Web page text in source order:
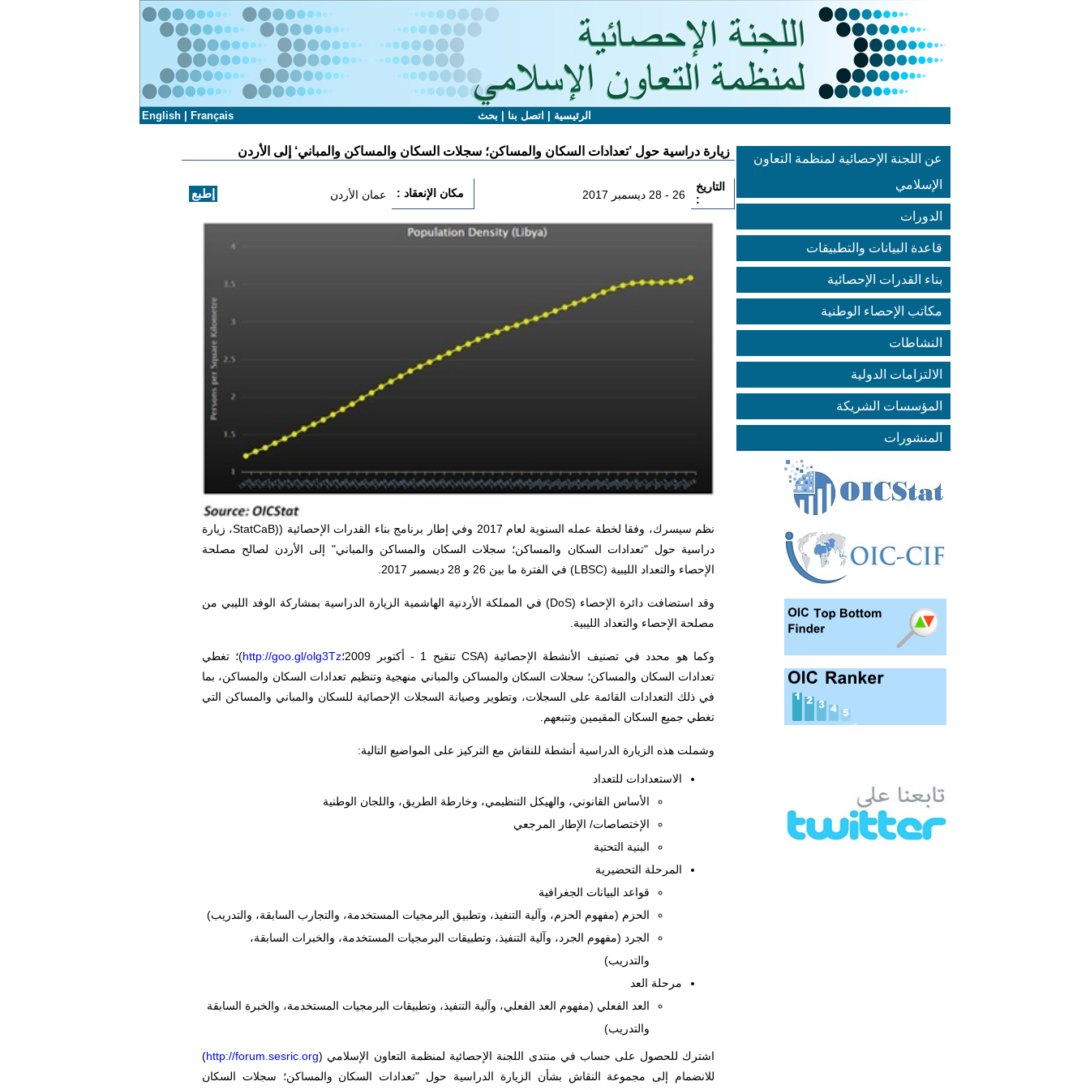
الرئيسية اتصل بنا بحث English Français
عن اللجنة الإحصائية لمنظمة التعاون
الإسلامي
الدورات
قاعدة البيانات والتطبيقات
بناء القدرات الإحصائية
مكاتب الإحصاء الوطنية
النشاطات
الالتزامات الدولية
المؤسسات الشريكة
المنشورات
زيارة دراسية حول ’تعدادات السكان والمساكن؛ سجلات السكان والمساكن والمباني‘ إلى الأردن
التاريخ
:
26 - 28 ديسمبر 2017 مكان الإنعقاد : عمان الأردن
نظم سيسرك، وفقا لخطة عمله السنوية لعام 2017 وفي إطار برنامج بناء القدرات الإحصائية ( StatCaB)، زيارة
دراسية حول "تعدادات السكان والمساكن؛ سجلات السكان والمساكن والمباني" إلى الأردن لصالح مصلحة
الإحصاء والتعداد الليبية (LBSC) في الفترة ما بين 26 و 28 ديسمبر 2017.
وقد استضافت دائرة الإحصاء (DoS) في المملكة الأردنية الهاشمية الزيارة الدراسية بمشاركة الوفد الليبي من
مصلحة الإحصاء والتعداد الليبية.
وكما هو محدد في تصنيف الأنشطة الإحصائية (CSA تنقيح 1 - أكتوبر 2009؛ http://goo.gl/olg3Tz)؛ تغطي
تعدادات السكان والمساكن؛ سجلات السكان والمساكن والمباني منهجية وتنظيم تعدادات السكان والمساكن، بما
في ذلك التعدادات القائمة على السجلات، وتطوير وصيانة السجلات الإحصائية للسكان والمباني والمساكن التي
تغطي جميع السكان المقيمين وتتبعهم.
وشملت هذه الزيارة الدراسية أنشطة للنقاش مع التركيز على المواضيع التالية:
الاستعدادات للتعداد
الأساس القانوني، والهيكل التنظيمي، وخارطة الطريق، واللجان الوطنية
الإختصاصات/ الإطار المرجعي
البنية التحتية
المرحلة التحضيرية
قواعد البيانات الجغرافية
الحزم (مفهوم الحزم، وآلية التنفيذ، وتطبيق البرمجيات المستخدمة، والتجارب السابقة، والتدريب)
الجرد (مفهوم الجرد، وآلية التنفيذ، وتطبيقات البرمجيات المستخدمة، والخبرات السابقة،
والتدريب)
مرحلة العد
العد الفعلي (مفهوم العد الفعلي، وآلية التنفيذ، وتطبيقات البرمجيات المستخدمة، والخبرة السابقة
والتدريب)
اشترك للحصول على حساب في منتدى اللجنة الإحصائية لمنظمة التعاون الإسلامي (http://forum.sesric.org
)
للانضمام إلى مجموعة النقاش بشأن الزيارة الدراسية حول "تعدادات السكان والمساكن؛ سجلات السكان